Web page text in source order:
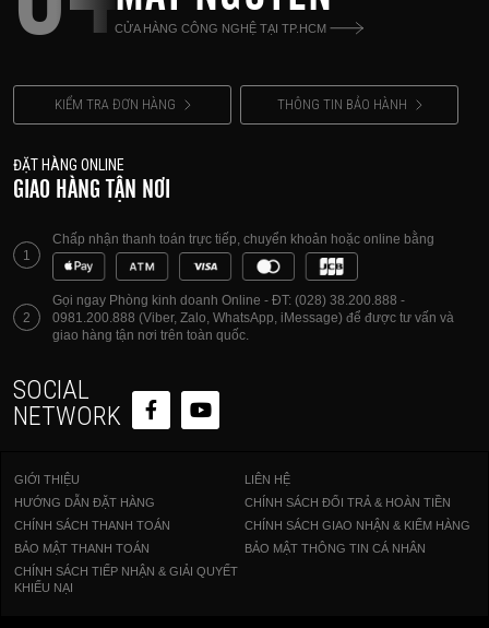
CỬA HÀNG CÔNG NGHỆ TẠI TP.HCM
KIỂM TRA ĐƠN HÀNG THÔNG TIN BẢO HÀNH
ĐẶT HÀNG ONLINE
GIAO HÀNG TẬN NƠI
1
Chấp nhận thanh toán trực tiếp, chuyển khoản hoặc online bằng
2
Gọi ngay Phòng kinh doanh Online - ĐT: (028) 38.200.888 -
0981.200.888 (Viber, Zalo, WhatsApp, iMessage) để được tư vấn và
giao hàng tận nơi trên toàn quốc.
SOCIAL
NETWORK
GIỚI THIỆU
LIÊN HỆ
HƯỚNG DẪN ĐẶT HÀNG
CHÍNH SÁCH ĐỔI TRẢ & HOÀN TIỀN
CHÍNH SÁCH THANH TOÁN
CHÍNH SÁCH GIAO NHẬN & KIỂM HÀNG
BẢO MẬT THANH TOÁN
BẢO MẬT THÔNG TIN CÁ NHÂN
CHÍNH SÁCH TIẾP NHẬN & GIẢI QUYẾT
KHIẾU NẠI